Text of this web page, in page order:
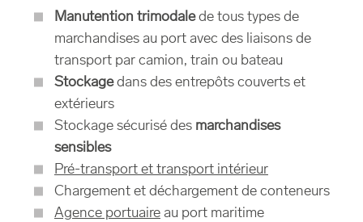
Manutention trimodalede tous types de
marchandises au port avec des liaisons de
transport par camion, train ou bateau
Stockagedans des entrepôts couverts et
extérieurs
Stockage sécurisé des marchandises
sensibles
Pré-transport et transport intérieur
Chargement et déchargement de conteneurs
Agence portuaire au port maritime